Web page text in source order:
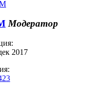
Модератор
2017